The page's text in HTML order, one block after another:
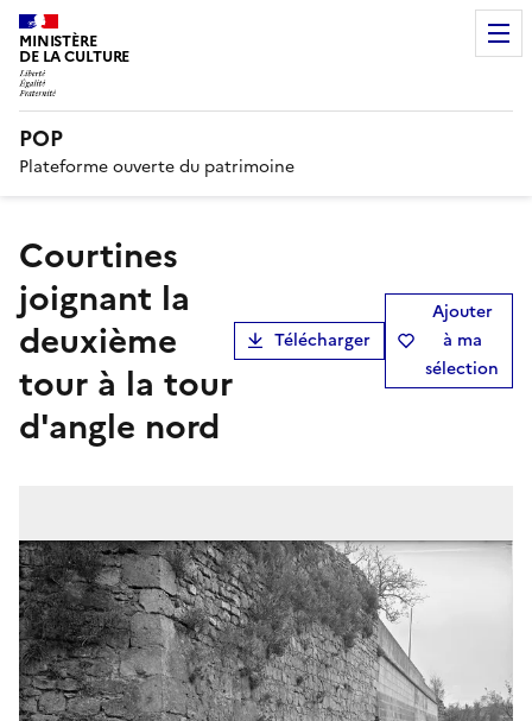
MINISTÈRE
DE LA CULTURE
POP
Plateforme ouverte du patrimoine
Courtines
joignant la
deuxième
tour à la tour
d'angle nord
Télécharger
Ajouter
à ma
sélection